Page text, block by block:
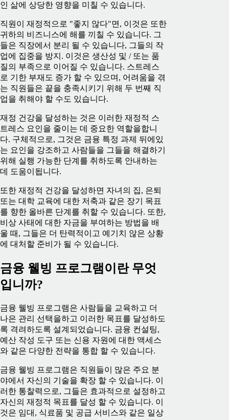
인 삶에 상당한 영향을 미칠 수 있습니다.
직원이 재정적으로 "좋지 않다"면, 이것은 또한
귀하의 비즈니스에 해를 끼칠 수 있습니다. 그
들은 직장에서 분리 될 수 있습니다, 그들의 작
업에 집중을 방지. 이것은 생산성 및 / 또는 품
질의 부족으로 이어질 수 있습니다. 스트레스
로 기한 부재도 증가 할 수 있으며, 어려움을 겪
는 직원들은 끝을 충족시키기 위해 두 번째 직
업을 취해야 할 수도 있습니다.
재정 건강을 달성하는 것은 이러한 재정적 스
트레스 요인을 줄이는 데 중요한 역할을합니
다. 구체적으로, 그것은 금융 특정 과제 뒤에있
는 요인을 강조하고 사람들을 그들을 해결하기
위해 실행 가능한 단계를 취하도록 안내하는
데 도움이됩니다.
또한 재정적 건강을 달성하면 자녀의 집, 은퇴
또는 대학 교육에 대한 저축과 같은 장기 목표
를 향한 올바른 단계를 취할 수 있습니다. 또한,
비상 사태에 대한 자금을 부여하는 방법을 배
울 때, 그들은 더 탄력적이고 예기치 않은 상황
에 대처할 준비가 될 수 있습니다.
금융 웰빙 프로그램이란 무엇
입니까?
금융 웰빙 프로그램은 사람들을 교육하고 더
나은 관리 선택을하고 이러한 목표를 달성하도
록 격려하도록 설계되었습니다. 금융 컨설팅,
예산 작성 도구 또는 신용 자원에 대한 액세스
와 같은 다양한 전략을 통합 할 수 있습니다.
금융 웰빙 프로그램은 직원들이 많은 주요 분
야에서 자신의 기술을 확장 할 수 있습니다. 이
러한 통찰력으로, 그들은 효과적으로 설정하고
자신의 재정적 목표를 달성 할 수 있습니다. 이
것은 임대, 식료품 및 공급 서비스와 같은 일상